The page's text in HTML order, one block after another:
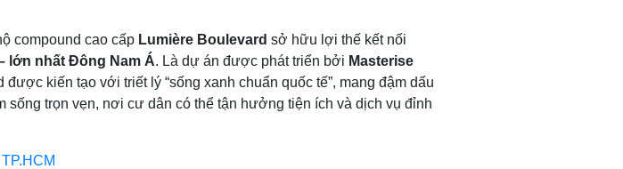
compound cao cấp Lumière Boulevard sở hữu lợi thế kết nối
lớn nhất Đông Nam Á. Là dự án được phát triển bởi Masterise
kiến tạo với triết lý “sống xanh chuẩn quốc tế”, mang đậm dấu
trọn vẹn, nơi cư dân có thể tận hưởng tiện ích và dịch vụ đỉnh